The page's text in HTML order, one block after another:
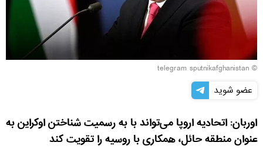
© telegram sputnikafghanistan
عضو شوید
اوربان: اتحادیه اروپا می‌تواند با به رسمیت شناختن اوکراین به
عنوان منطقه حائل، همکاری با روسیه را تقویت کند